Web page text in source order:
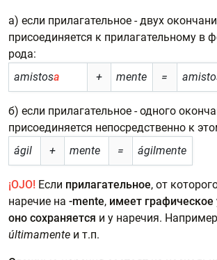
а) если прилагательное - двух
присоединяется к прилагательному в
рода:
amistosa + mente =
б) если прилагательное - одного
присоединяется непосредственно к
ágil
+ mente = ágilmente
¡OJO! Если прилагательное, от
наречие на -mente, имеет графическое
оно сохраняется и у наречия.
últimamente и т.п.